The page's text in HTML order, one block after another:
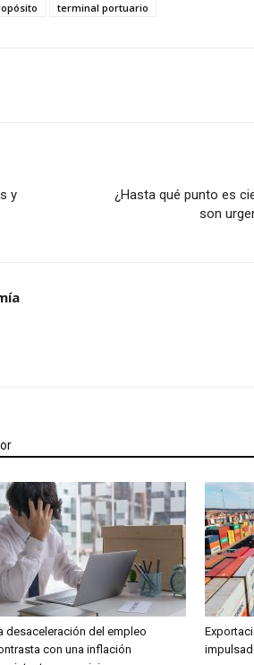
terminal portuario
y
¿Hasta qué punto es
son
desaceleración del empleo
con una inflación